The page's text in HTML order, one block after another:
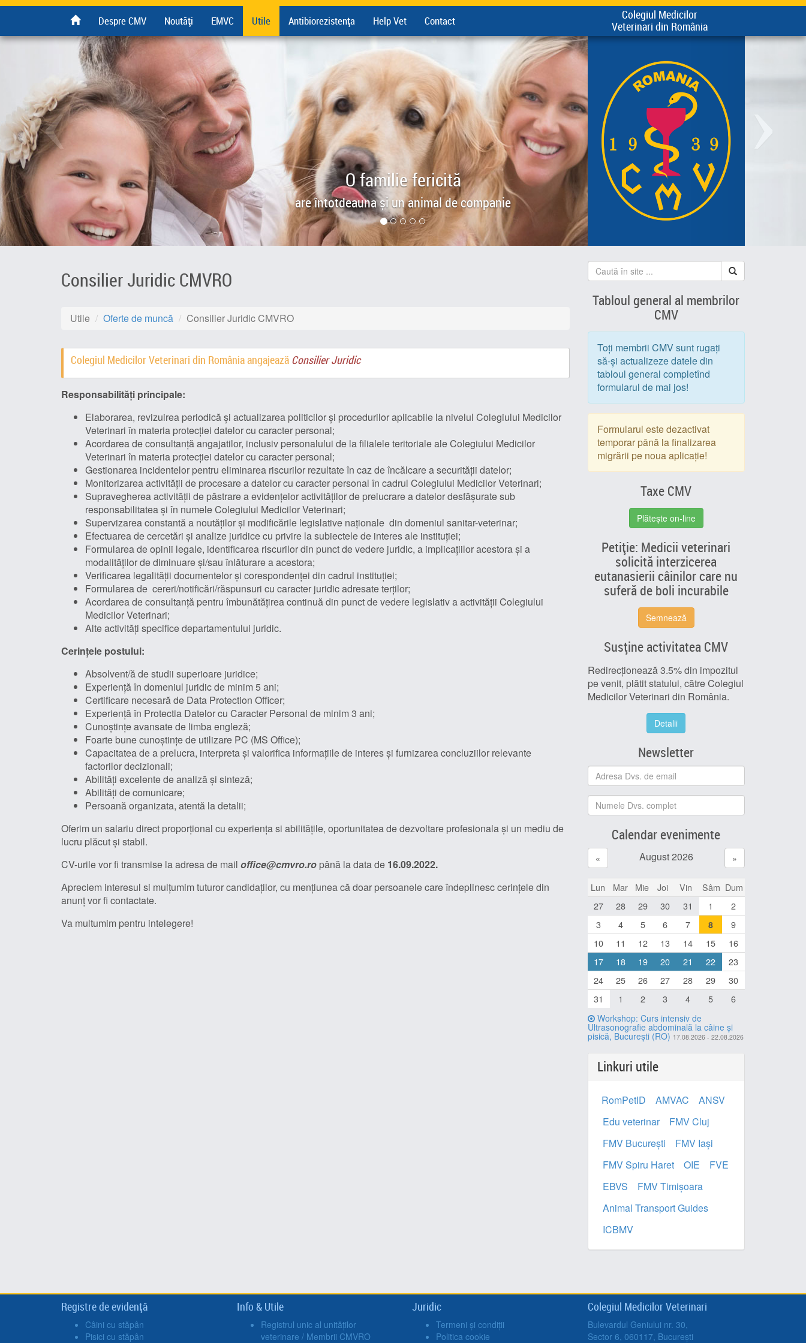
Colegiul Medicilor
Veterinari din România
Despre CMV Noutăți EMVC Utile Antibiorezistența Help Vet Contact
O familie fericită
are întotdeauna și un animal de companie
Consilier Juridic CMVRO
Utile Oferte de muncă Consilier Juridic CMVRO
Colegiul Medicilor Veterinari din România angajează Consilier Juridic
Responsabilități principale:
Elaborarea, revizuirea periodică și actualizarea politicilor și procedurilor aplicabile la nivelul Colegiului Medicilor
Veterinari în materia protecției datelor cu caracter personal;
Acordarea de consultanță angajatilor, inclusiv personalului de la filialele teritoriale ale Colegiului Medicilor
Veterinari în materia protecției datelor cu caracter personal;
Gestionarea incidentelor pentru eliminarea riscurilor rezultate în caz de încălcare a securității datelor;
Monitorizarea activității de procesare a datelor cu caracter personal în cadrul Colegiului Medicilor Veterinari;
Supravegherea activității de păstrare a evidențelor activităților de prelucrare a datelor desfășurate sub
responsabilitatea și în numele Colegiului Medicilor Veterinari;
Supervizarea constantă a noutăților și modificările legislative naționale din domeniul sanitar-veterinar;
Efectuarea de cercetări și analize juridice cu privire la subiectele de interes ale instituției;
Formularea de opinii legale, identificarea riscurilor din punct de vedere juridic, a implicațiilor acestora și a
modalităților de diminuare și/sau înlăturare a acestora;
Verificarea legalității documentelor și corespondenței din cadrul instituției;
Formularea de cereri/notificări/răspunsuri cu caracter juridic adresate terților;
Acordarea de consultanță pentru îmbunătățirea continuă din punct de vedere legislativ a activității Colegiului
Medicilor Veterinari;
Alte activități specifice departamentului juridic.
Cerințele postului:
Absolvent/ă de studii superioare juridice;
Experiență în domeniul juridic de minim 5 ani;
Certificare necesară de Data Protection Officer;
Experiență în Protectia Datelor cu Caracter Personal de minim 3 ani;
Cunoștințe avansate de limba engleză;
Foarte bune cunoștințe de utilizare PC (MS Office);
Capacitatea de a prelucra, interpreta și valorifica informațiile de interes și furnizarea concluziilor relevante
factorilor decizionali;
Abilități excelente de analiză și sinteză;
Abilități de comunicare;
Persoană organizata, atentă la detalii;
Oferim un salariu direct proporțional cu experiența si abilitățile, oportunitatea de dezvoltare profesionala și un mediu de
lucru plăcut și stabil.
CV-urile vor fi transmise la adresa de mail office@cmvro.ro până la data de 16.09.2022.
Apreciem interesul si mulțumim tuturor candidaților, cu mențiunea că doar persoanele care îndeplinesc cerințele din
anunț vor fi contactate.
Va multumim pentru intelegere!
Tabloul general al membrilor
CMV
Toți membrii CMV sunt rugați
să-și actualizeze datele din
tabloul general completînd
formularul de mai jos!
Formularul este dezactivat
temporar până la finalizarea
migrării pe noua aplicație!
Taxe CMV
Plătește on-line
Petiție: Medicii veterinari
solicită interzicerea
eutanasierii câinilor care nu
suferă de boli incurabile
Semnează
Susține activitatea CMV
Redirecționează 3.5% din impozitul
pe venit, plătit statului, către Colegiul
Medicilor Veterinari din România.
Detalii
Newsletter
Calendar evenimente
« »
August 2026
Lun Mar Mie Joi Vin Sâm Dum
27
28 29 30 31 1
2
3
4 5 6 7 8
9
10
11 12 13 14 15
16
17
18 19 20 21 22
23
24
25 26 27 28 29
30
31
1 2 3 4 5 6
Workshop: Curs intensiv de
Ultrasonografie abdominală la câine și
pisică, București (RO) 17.08.2026 - 22.08.2026
Linkuri utile
RomPetID AMVAC
ANSV
Edu veterinar
FMV Cluj
FMV București
FMV Iași
FMV Spiru Haret
OIE
FVE
EBVS
FMV Timișoara
Animal Transport Guides
ICBMV
Registre de evidență
Câini cu stăpân
Pisici cu stăpân
Info & Utile
Registrul unic al unităților
veterinare / Membrii CMVRO
Juridic
Termeni și condiții
Politica cookie
Colegiul Medicilor Veterinari
Bulevardul Geniului nr. 30,
Sector 6, 060117, București